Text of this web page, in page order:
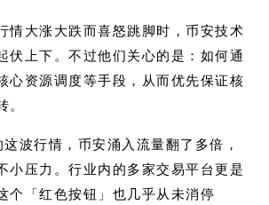
情大涨大跌而喜怒跳脚时，币安技术
伏上下。不过他们关心的是：如何通
心资源调度等手段，从而优先保证核
。
波行情，币安涌入流量翻了多倍，
小压力。行业内的多家交易平台更是
个「红色按钮」也几乎从未消停